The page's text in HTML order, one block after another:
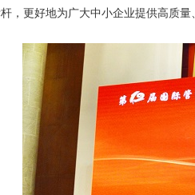
，更好地为广大中小企业提供高质